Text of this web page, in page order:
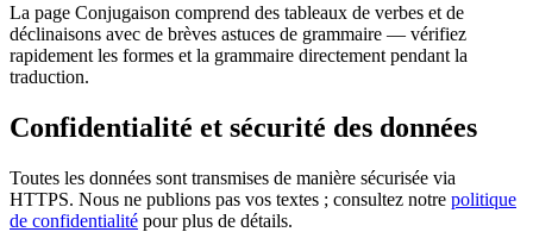
La page Conjugaison comprend des tableaux de verbes et de
déclinaisons avec de brèves astuces de grammaire — vérifiez
rapidement les formes et la grammaire directement pendant la
traduction.
Confidentialité et sécurité des données
Toutes les données sont transmises de manière sécurisée via
HTTPS. Nous ne publions pas vos textes ; consultez notre politique
de confidentialité pour plus de détails.